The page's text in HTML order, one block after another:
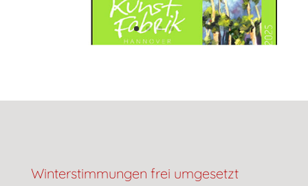
Winterstimmungen frei umgesetzt